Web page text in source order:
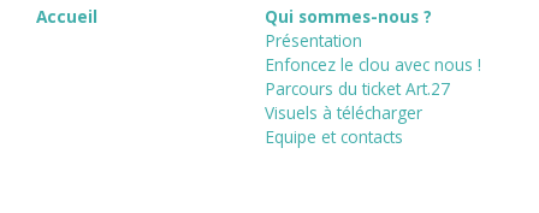
Accueil
Qui sommes-nous ?
Présentation
Enfoncez le clou avec nous !
Parcours du ticket Art.27
Visuels à télécharger
Equipe et contacts